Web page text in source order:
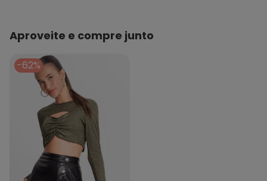
Aproveite e compre junto
-62%